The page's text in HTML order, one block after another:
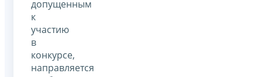
допущенным
к
участию
в
конкурсе,
направляется